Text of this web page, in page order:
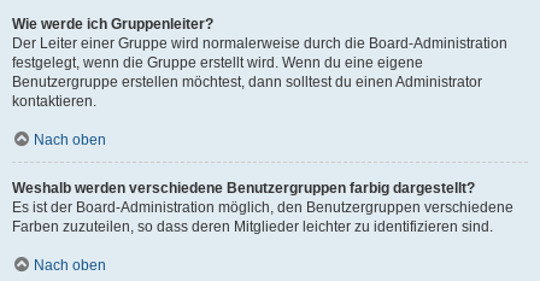
Wie werde ich Gruppenleiter?
Der Leiter einer Gruppe wird normalerweise durch die Board-Administration
festgelegt, wenn die Gruppe erstellt wird. Wenn du eine eigene
Benutzergruppe erstellen möchtest, dann solltest du einen Administrator
kontaktieren.
Nach oben
Weshalb werden verschiedene Benutzergruppen farbig dargestellt?
Es ist der Board-Administration möglich, den Benutzergruppen verschiedene
Farben zuzuteilen, so dass deren Mitglieder leichter zu identifizieren sind.
Nach oben